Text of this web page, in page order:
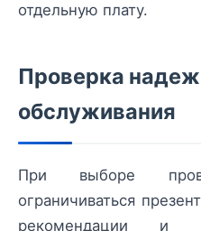
отдельную плату.
Проверка
обслуживания
При выборе
ограничиваться
рекомендации и